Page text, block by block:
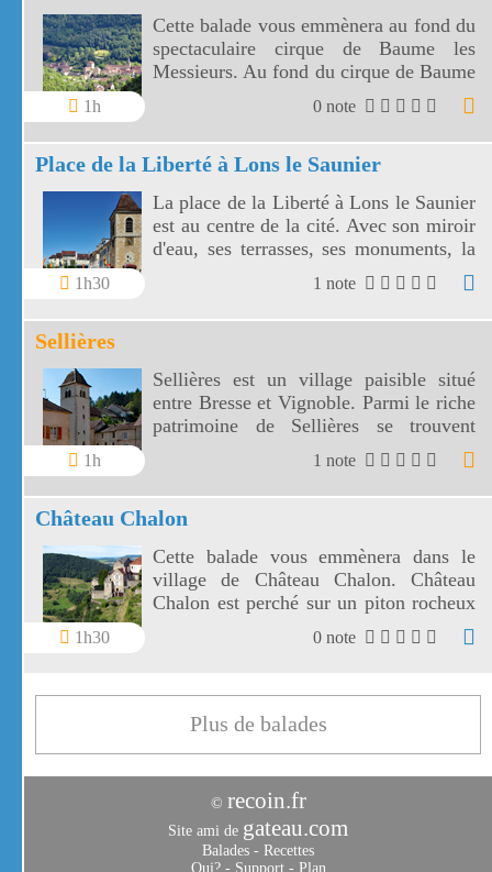
1h
Cette balade vous emmènera au fond du
spectaculaire cirque de Baume les
Messieurs. Au fond du cirque de Baume
chute une superbe cascade éventail.
0 note
Place de la Liberté à Lons le Saunier
1h30
La place de la Liberté à Lons le Saunier
est au centre de la cité. Avec son miroir
d'eau, ses terrasses, ses monuments, la
place de la Liberté est très animée.
1 note
Sellières
1h
Sellières est un village paisible situé
entre Bresse et Vignoble. Parmi le riche
patrimoine de Sellières se trouvent
l'église sans clocher et le clocher sans
1 note
Château Chalon
1h30
Cette balade vous emmènera dans le
village de Château Chalon. Château
Chalon est perché sur un piton rocheux
au dessus de son vignoble.
0 note
Plus de balades
© recoin.fr
Site ami de gateau.com
Balades - Recettes
Qui?- Support- Plan